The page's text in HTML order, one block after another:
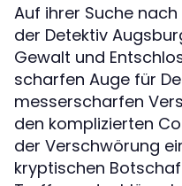
Auf ihrer Suche
der Detektiv
Gewalt und
scharfen Auge für
messerscharfen
den komplizierten
der Verschwörung
kryptischen